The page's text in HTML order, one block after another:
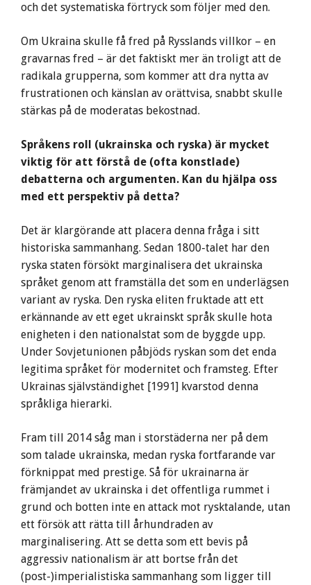
och det systematiska förtryck som följer med den.
Om Ukraina skulle få fred på Rysslands villkor – en
gravarnas fred – är det faktiskt mer än troligt att de
radikala grupperna, som kommer att dra nytta av
frustrationen och känslan av orättvisa, snabbt skulle
stärkas på de moderatas bekostnad.
Språkens roll (ukrainska och ryska) är mycket
viktig för att förstå de (ofta konstlade)
debatterna och argumenten. Kan du hjälpa oss
med ett perspektiv på detta?
Det är klargörande att placera denna fråga i sitt
historiska sammanhang. Sedan 1800-talet har den
ryska staten försökt marginalisera det ukrainska
språket genom att framställa det som en underlägsen
variant av ryska. Den ryska eliten fruktade att ett
erkännande av ett eget ukrainskt språk skulle hota
enigheten i den nationalstat som de byggde upp.
Under Sovjetunionen påbjöds ryskan som det enda
legitima språket för modernitet och framsteg. Efter
Ukrainas självständighet [1991] kvarstod denna
språkliga hierarki.
Fram till 2014 såg man i storstäderna ner på dem
som talade ukrainska, medan ryska fortfarande var
förknippat med prestige. Så för ukrainarna är
främjandet av ukrainska i det offentliga rummet i
grund och botten inte en attack mot rysktalande, utan
ett försök att rätta till århundraden av
marginalisering. Att se detta som ett bevis på
aggressiv nationalism är att bortse från det
(post-)imperialistiska sammanhang som ligger till